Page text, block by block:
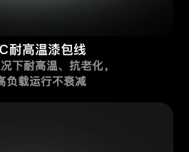
耐高温漆包线
下耐高温、抗老化，
负载运行不衰减